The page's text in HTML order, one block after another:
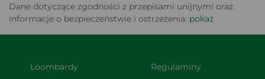
Dane dotyczące zgodności z przepisami unijnymi oraz
informacje o bezpieczeństwie i ostrzeżenia: pokaż
Loombardy
Regulaminy